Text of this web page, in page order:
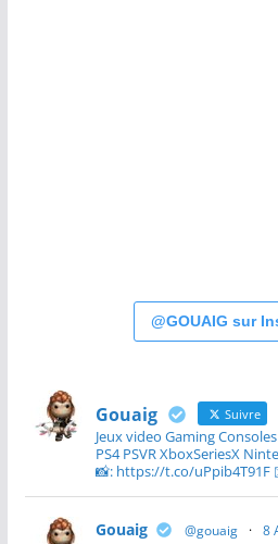
@GOUAIG sur
Gouaig Suivre
Jeux video Gaming
PS4 PSVR XboxSeriesX
📸: https://t.co/
Gouaig @gouaig · 8